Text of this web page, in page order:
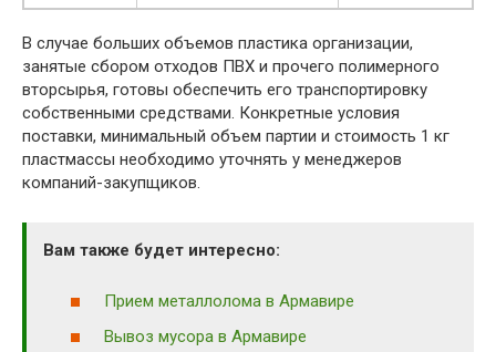
В случае больших объемов пластика организации,
занятые сбором отходов ПВХ и прочего полимерного
вторсырья, готовы обеспечить его транспортировку
собственными средствами. Конкретные условия
поставки, минимальный объем партии и стоимость 1 кг
пластмассы необходимо уточнять у менеджеров
компаний-закупщиков.
Вам также будет интересно:
Прием металлолома в Армавире
Вывоз мусора в Армавире